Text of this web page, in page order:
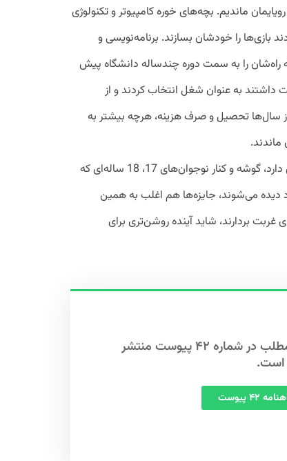
ماندیم. بچه‌های خوره کامپیوتر و تکنولوژی
بازی‌ها را خودشان بسازند. برنامه‌نویسی و
که راه‌شان را به سمت دوره چندساله دانشگاه پیش
داشتند به عنوان شغل انتخاب کردند و از
سال‌ها تحصیل و صرف هزینه، هرچه بیشتر به
ماندند.
برای بچه‌های امروز انگار آسمان رنگ دیگری دارد، گوشه و کنار نوجوان‌های 17، 18 ساله‌ای که
دیده می‌شوند، جایزه‌ها هم اغلب به همین
غربت بردارند، شاید آینده روشن‌تری برای
این مطلب در شماره ۴۲ پیوست منتشر
۴۲ پیوست